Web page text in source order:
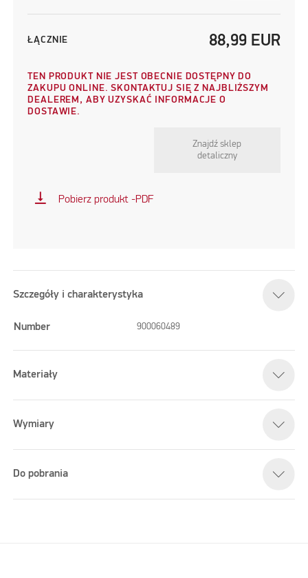
ŁĄCZNIE 88,99 EUR
TEN PRODUKT NIE JEST OBECNIE DOSTĘPNY DO
ZAKUPU ONLINE. SKONTAKTUJ SIĘ Z NAJBLIŻSZYM
DEALEREM, ABY UZYSKAĆ INFORMACJE O
DOSTAWIE.
Znajdź sklep
detaliczny
vertical_align_bottom Pobierz produkt -PDF
Szczegóły i charakterystyka
Number 900060489
Materiały
Wymiary
Do pobrania